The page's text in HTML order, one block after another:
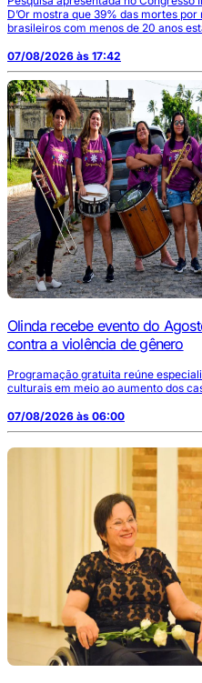
D’Or mostra que 39% das mortes
brasileiros com menos de 20 anos
07/08/2026 às 17:42
Olinda recebe evento do
contra a violência de gênero
Programação gratuita reúne
culturais em meio ao aumento dos
07/08/2026 às 06:00